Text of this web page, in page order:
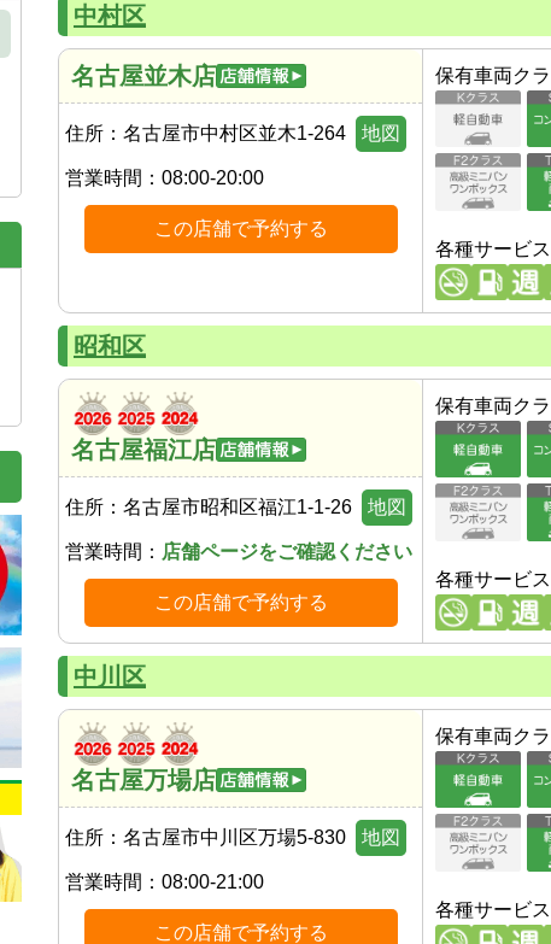
中村区
名古屋並木店
住所： 名古屋市中村区並木1-264 地図
営業時間： 08:00-20:00
この店舗で予約する
保有車両ク
各種サービス
昭和区
名古屋福江店
住所： 名古屋市昭和区福江1-1-26 地図
営業時間： 店舗ページをご確認ください
この店舗で予約する
保有車両ク
各種サービス
中川区
名古屋万場店
住所： 名古屋市中川区万場5-830 地図
営業時間： 08:00-21:00
この店舗で予約する
保有車両ク
各種サービス